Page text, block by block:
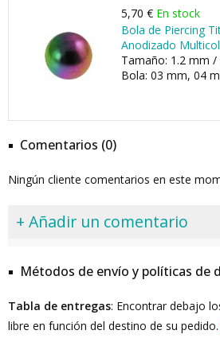
5,70 € En stock
Bola de Piercing
Anodizado
Tamaño: 1.2 mm /
Bola: 03 mm, 04
Comentarios (0)
Ningún cliente comentarios en este
+ Añadir un comentario
Métodos de envío y políticas de
Tabla de entregas: Encontrar debajo
libre en función del destino de su pedido.